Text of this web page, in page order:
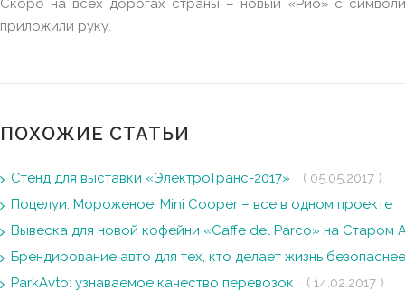
Скоро на всех дорогах страны – новый «Рио» с
приложили руку.
ПОХОЖИЕ СТАТЬИ
Стенд для выставки «ЭлектроТранс-2017»
( 05.05.2017 )
Поцелуи. Мороженое. Mini Cooper – все в одном проекте
Вывеска для новой кофейни «Caffe del Parco» на Старом
Брендирование авто для тех, кто делает жизнь безопаснее
ParkAvto: узнаваемое качество перевозок
( 14.02.2017 )